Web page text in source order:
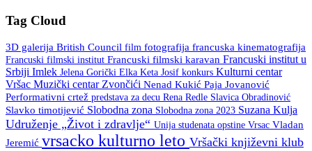
Tag Cloud
3D galerija British Council film fotografija francuska kinematografija
Francuski filmski institut Francuski filmski karavan Francuski institut u
Srbiji Imlek Jelena Gorički Elka Keta Josif konkurs Kulturni centar
Vršac Muzički centar Zvončići Nenad Kukić Paja Jovanović
Performativni crtež predstava za decu Rena Redle Slavica Obradinović
Slavko timotijević Slobodna zona Slobodna zona 2023 Suzana Kulja
Udruženje „Život i zdravlje“ Unija studenata opstine Vrsac Vladan
Jeremić vrsacko kulturno leto Vršački književni klub